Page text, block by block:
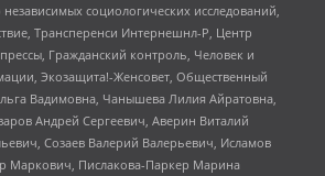
социологических исследований,
Трансперенси Интернешнл-Р, Центр
Гражданский контроль, Человек и
Экозащита!-Женсовет, Общественный
Вадимовна, Чанышева Лилия Айратовна,
Андрей Сергеевич, Аверин Виталий
Созаев Валерий Валерьевич, Исламов
Маркович, Пислакова-Паркер Марина